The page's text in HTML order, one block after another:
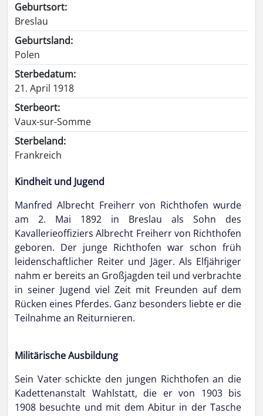
Geburtsort:
Breslau
Geburtsland:
Polen
Sterbedatum:
21. April 1918
Sterbeort:
Vaux-sur-Somme
Sterbeland:
Frankreich
Kindheit und Jugend
Manfred Albrecht Freiherr von Richthofen wurde
am 2. Mai 1892 in Breslau als Sohn des
Kavallerieoffiziers Albrecht Freiherr von Richthofen
geboren. Der junge Richthofen war schon früh
leidenschaftlicher Reiter und Jäger. Als Elfjähriger
nahm er bereits an Großjagden teil und verbrachte
in seiner Jugend viel Zeit mit Freunden auf dem
Rücken eines Pferdes. Ganz besonders liebte er die
Teilnahme an Reiturnieren.
Militärische Ausbildung
Sein Vater schickte den jungen Richthofen an die
Kadettenanstalt Wahlstatt, die er von 1903 bis
1908 besuchte und mit dem Abitur in der Tasche